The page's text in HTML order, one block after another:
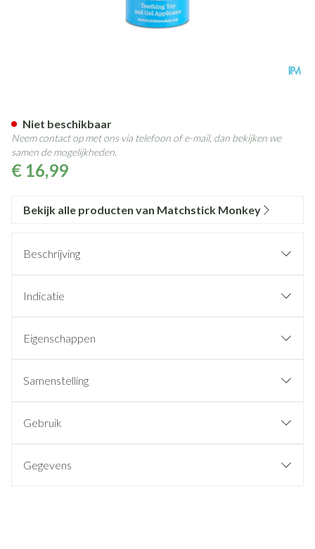
€ 16,99
Niet beschikbaar
Neem contact op met ons via telefoon of e-mail, dan bekijken we
samen de mogelijkheden.
Bekijk alle producten van Matchstick Monkey
Beschrijving
Indicatie
Eigenschappen
Samenstelling
Gebruik
Gegevens